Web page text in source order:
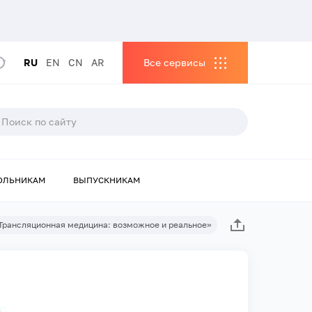
RU EN CN AR Все сервисы
ВЫПУСКНИКАМ
медицина: возможное и реальное»